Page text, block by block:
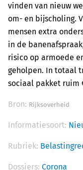
vinden van nieuw
om- en bijscholing.
mensen extra
in de
risico op armoede
geholpen. In totaal
sociaal pakket ruim
Bron: Rijksoverheid
Informatiesoort:
Rubriek:
Dossiers: Corona